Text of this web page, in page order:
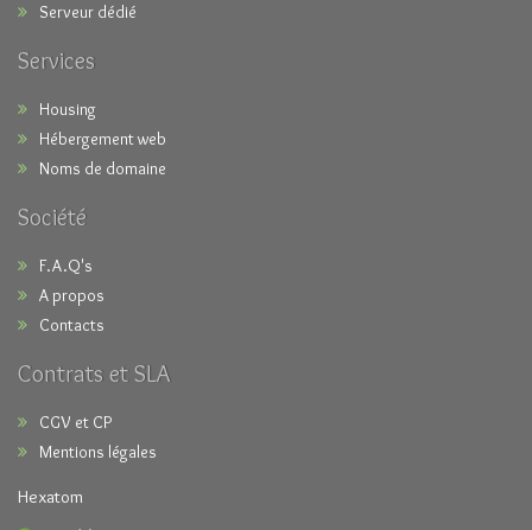
Serveur dédié
Services
Housing
Hébergement web
Noms de domaine
Société
F.A.Q's
A propos
Contacts
Contrats et SLA
CGV et CP
Mentions légales
Hexatom